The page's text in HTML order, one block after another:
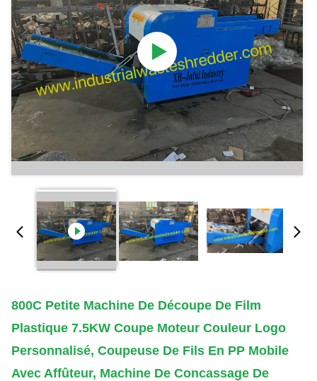
800C Petite Machine De Découpe De Film
Plastique 7.5KW Coupe Moteur Couleur Logo
Personnalisé, Coupeuse De Fils En PP Mobile
Avec Affûteur, Machine De Concassage De